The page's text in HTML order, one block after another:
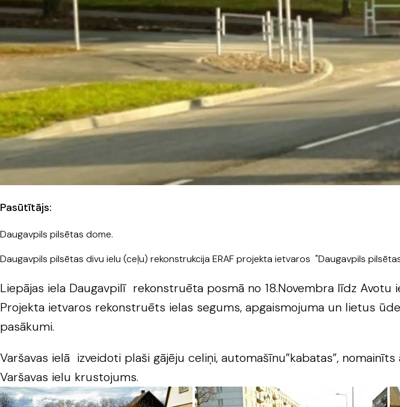
Pasūtītājs:
Daugavpils pilsētas dome.
Daugavpils pilsētas divu ielu (ceļu) rekonstrukcija ERAF projekta ietvaros "Daugavpils
Liepājas iela Daugavpilī rekonstruēta posmā no 18.Novembra līdz Avotu
Projekta ietvaros rekonstruēts ielas segums, apgaismojuma un lietus
pasākumi.
Varšavas ielā izveidoti plaši gājēju celiņi, automašīnu”kabatas”,
Varšavas ielu krustojums.